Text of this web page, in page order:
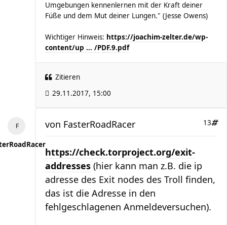
Umgebungen kennenlernen mit der Kraft deiner
Füße und dem Mut deiner Lungen." (Jesse Owens)
Wichtiger Hinweis: https://joachim-zelter.de/wp-
content/up ... /PDF.9.pdf
Zitieren
29.11.2017, 15:00
13
von FasterRoadRacer
https://check.torproject.org/exit-
addresses (hier kann man z.B. die ip
adresse des Exit nodes des Troll finden,
das ist die Adresse in den
fehlgeschlagenen Anmeldeversuchen).